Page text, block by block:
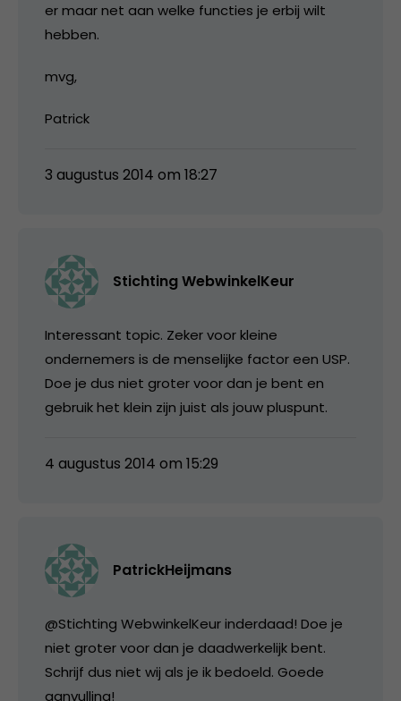
er maar net aan welke functies je erbij wilt
hebben.
mvg,
Patrick
3 augustus 2014 om 18:27
Stichting WebwinkelKeur
Interessant topic. Zeker voor kleine
ondernemers is de menselijke factor een USP.
Doe je dus niet groter voor dan je bent en
gebruik het klein zijn juist als jouw pluspunt.
4 augustus 2014 om 15:29
PatrickHeijmans
@Stichting WebwinkelKeur inderdaad! Doe je
niet groter voor dan je daadwerkelijk bent.
Schrijf dus niet wij als je ik bedoeld. Goede
aanvulling!